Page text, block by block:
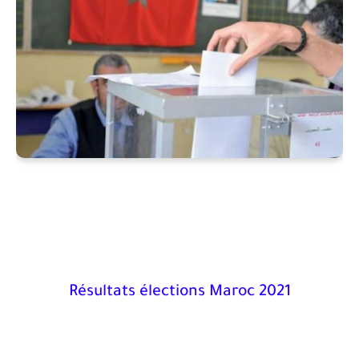
Résultats élections Maroc 2021